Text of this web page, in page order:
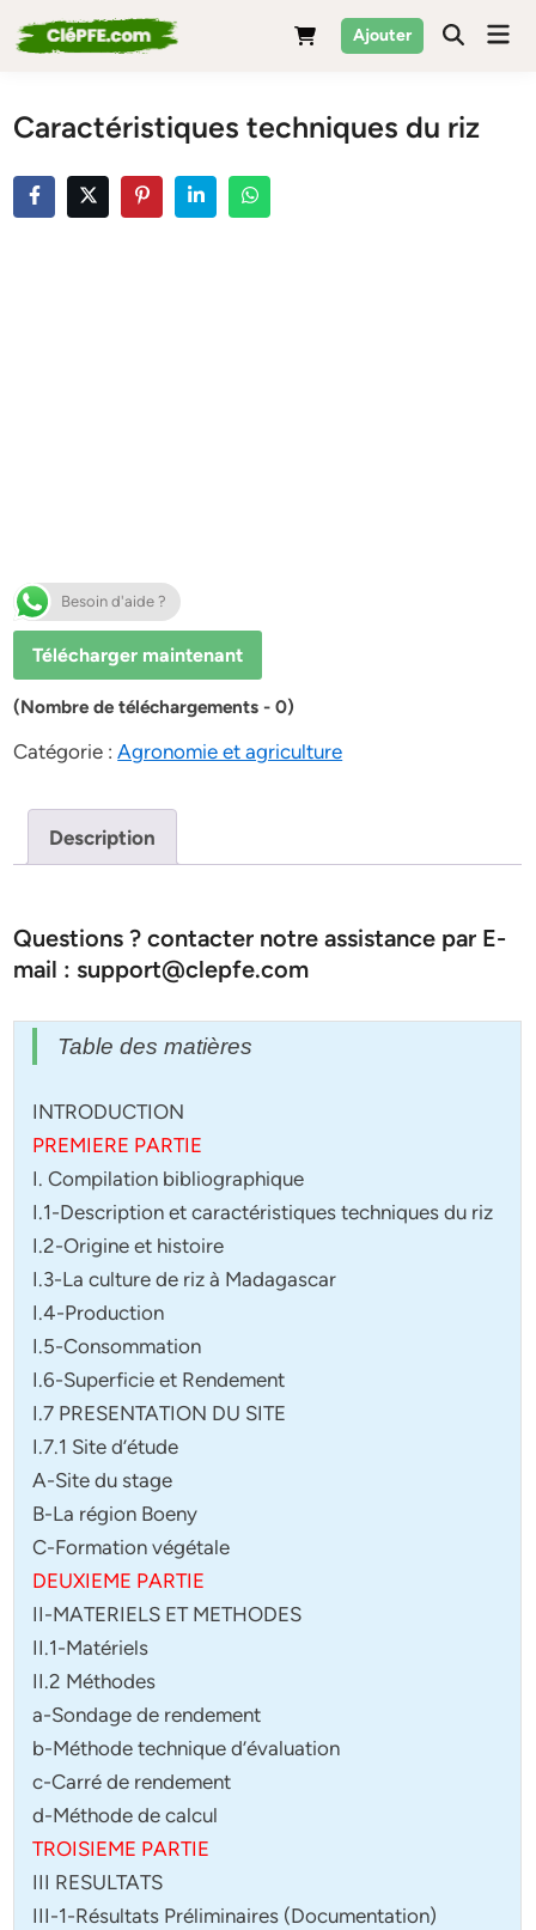
to
Ajouter
Caractéristiques techniques du riz
Besoin d'aide ?
Télécharger maintenant
(Nombre de téléchargements - 0)
Catégorie :Agronomie et agriculture
Description
Questions ? contacter notre assistance par E-
mail : support@clepfe.com
Table des matières
INTRODUCTION
PREMIERE PARTIE
I. Compilation bibliographique
I.1-Description et caractéristiques techniques du riz
I.2-Origine et histoire
I.3-La culture de riz à Madagascar
I.4-Production
I.5-Consommation
I.6-Superficie et Rendement
I.7 PRESENTATION DU SITE
I.7.1 Site d’étude
A-Site du stage
B-La région Boeny
C-Formation végétale
DEUXIEME PARTIE
II-MATERIELS ET METHODES
II.1-Matériels
II.2 Méthodes
a-Sondage de rendement
b-Méthode technique d’évaluation
c-Carré de rendement
d-Méthode de calcul
TROISIEME PARTIE
III RESULTATS
III-1-Résultats Préliminaires (Documentation)